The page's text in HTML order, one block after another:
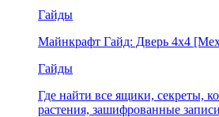
Гайды
Майнкрафт Гайд: Дверь 4х4
Гайды
Где найти все ящики, секреты,
растения, зашифрованные